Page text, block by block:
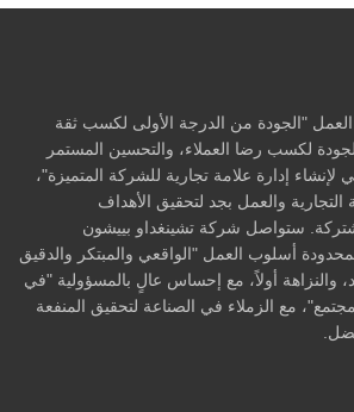
"الجودة من الدرجة الأولى لكسب ثقة
لكسب رضا العملاء، والتحسين المستمر
إدارة علامة تجارية للشركة المتميزة"،
والعمل بجد لتحقيق الأهداف
ستواصل شركة تشينغداو بييشون
المحدودة أسلوب العمل "الواقعي والمبتكر والدقيق
والنزاهة أولاً، مع إحساس عالٍ بالمسؤولية "في
مع الزملاء في الصناعة لتحقيق المنفعة